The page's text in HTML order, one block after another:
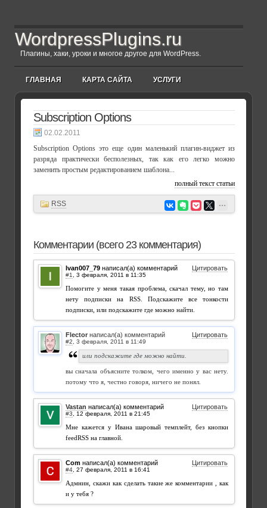
WordpressPlugins.ru
Плагины, хаки, уроки и многое другое для WordPress.
ГЛАВНАЯ КАРТА САЙТА УСЛУГИ
Subscription Options
02.02.2011
Subscription Options это еще один маленький плагин-виджет из
разряда практически бесполезных, так как его легко можно
заменить простым редактированием шаблона...
полный текст статьи
RSS
Комментарии (всего 23 комментария)
Ivan007_79 написал(а) комментарий Цитировать
#1
Помогите у меня такая проблема, скачал тему, но там
нету подписки на RSS. Подскажите все тонкости
подписки, или подскажите где можно найти.
Flector написал(а) комментарий Цитировать
#2
или подскажите где можно найти.
вы сначала объясните толком, чего именно у вас нету.
потому что я, честно говоря, ничего не понял.
Vastan написал(а) комментарий Цитировать
#3
Мне кажется у Ивана шаровый темплейт, без кнопки
feedRSS на главной.
Com написал(а) комментарий Цитировать
#4
Адмнин, скажи как сделать такие же комментарии , как
и у тебя ?